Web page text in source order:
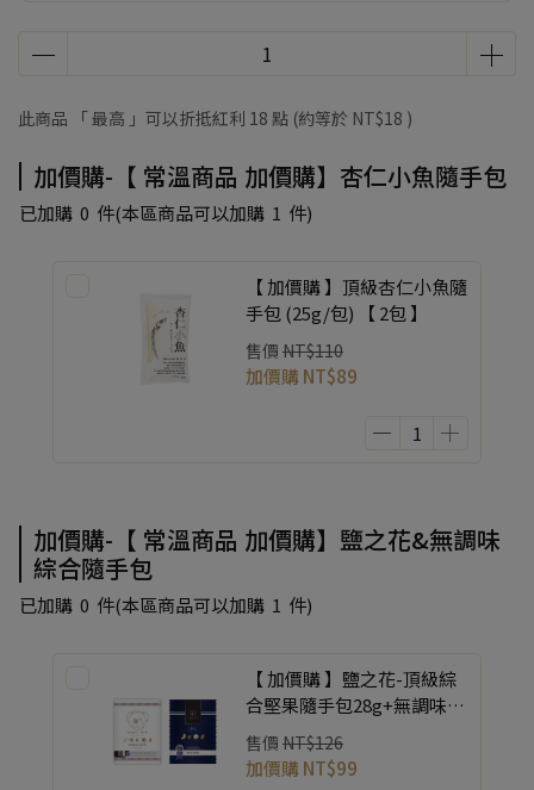
袋優惠加購
此商品 「 最高 」可以折抵紅利 18 點 (約等於 NT$18 )
加價購-【 常溫商品 加價購】杏仁小魚隨手包
已加購 0 件(本區商品可以加購 1 件)
【 加價購 】頂級杏仁小魚隨
手包 (25g/包) 【 2包 】
售價 NT$110
加價購 NT$89
加價購-【 常溫商品 加價購】鹽之花&無調味
綜合隨手包
已加購 0 件(本區商品可以加購 1 件)
【 加價購 】鹽之花-頂級綜
合堅果隨手包28g+無調味-
頂級綜合堅果隨手包32g 【
2入 各一包 】
售價 NT$126
加價購 NT$99